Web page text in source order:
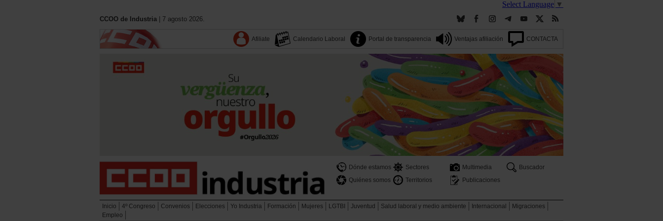
Select Language ▼
CCOO de Industria | 7 agosto 2026.
Afiliate Calendario Laboral Portal de transparencia Ventajas afiliación CONTACTA
Dónde estamos Sectores Multimedia
Buscador
Quiénes somos
Territorios Publicaciones
Inicio 4º Congreso Convenios Elecciones Yo Industria Formación Mujeres LGTBI Juventud Salud laboral y medio ambiente Internacional
Migraciones
Empleo